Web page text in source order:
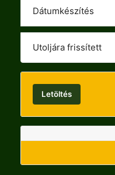
Dátumkészítés
Utoljára frissített
Letöltés